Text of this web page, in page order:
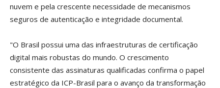
nuvem e pela crescente necessidade de mecanismos
seguros de autenticação e integridade documental.
"O Brasil possui uma das infraestruturas de certificação
digital mais robustas do mundo. O crescimento
consistente das assinaturas qualificadas confirma o papel
estratégico da ICP-Brasil para o avanço da transformação